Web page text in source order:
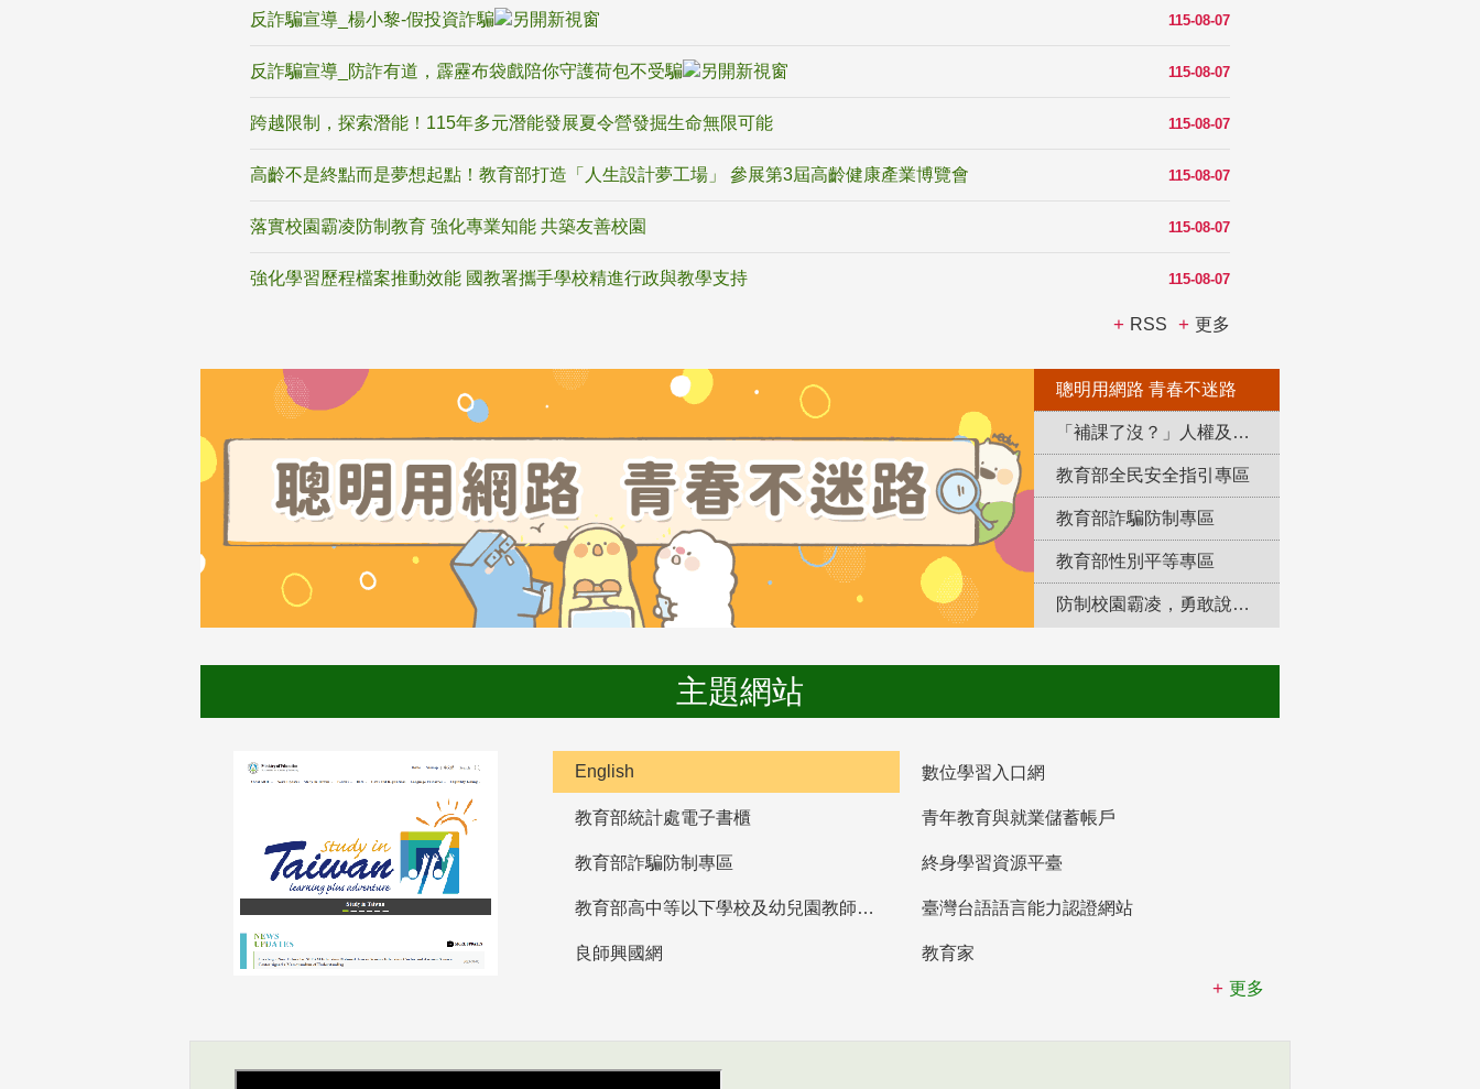
115-08-07
反詐騙宣導_楊小黎-假投資詐騙
115-08-07
反詐騙宣導_防詐有道，霹靂布袋戲陪你守護荷包不受騙
115-08-07
跨越限制，探索潛能！115年多元潛能發展夏令營發掘生命無限可能
115-08-07
高齡不是終點而是夢想起點！教育部打造「人生設計夢工場」 參展第3屆高齡健康產業博覽會
115-08-07
落實校園霸凌防制教育 強化專業知能 共築友善校園
115-08-07
強化學習歷程檔案推動效能 國教署攜手學校精進行政與教學支持
RSS 更多
聰明用網路 青春不迷路
「補課了沒？」人權及轉型正義教育專區
教育部全民安全指引專區
教育部詐騙防制專區
教育部性別平等專區
防制校園霸凌，勇敢說出來！
主題網站
English 數位學習入口網
教育部統計處電子書櫃 青年教育與就業儲蓄帳戶
教育部詐騙防制專區 終身學習資源平臺
教育部高中等以下學校及幼兒園教師資格檢定考試 臺灣台語語言能力認證網站
良師興國網
教育家
更多